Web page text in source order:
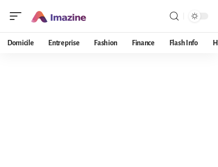
Domicile Entreprise Fashion Finance Flash Info